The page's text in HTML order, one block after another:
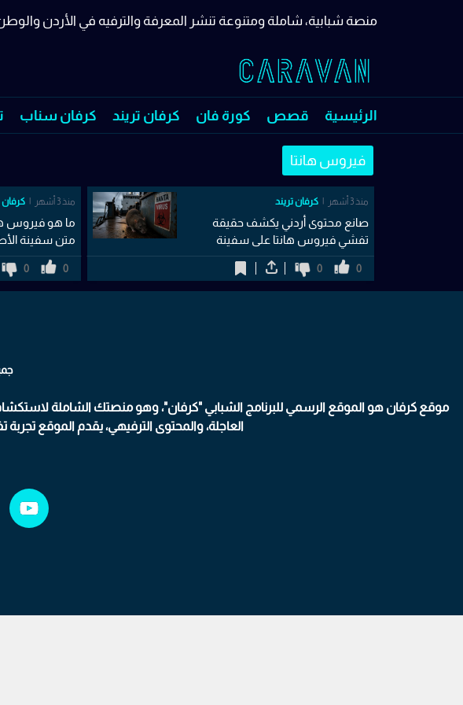
منصة شبابية، شاملة ومتنوعة تنشر المعرفة والترفيه في الأردن
الرئيسية قصص كورة فان كرفان تريند كرفان سناب
فيروس هانتا
منذ 3 أشهر كرفان تريند
صانع محتوى أردني يكشف حقيقة
تفشي فيروس هانتا على سفينة
الأطلسي
0
0
منذ 3 أشهر كرفان
ما هو فيروس
متن سفينة
0
0
موقع كرفان هو الموقع الرسمي للبرنامج الشبابي "كرفان"، وهو منصتك الشاملة
العاجلة، والمحتوى الترفيهي، يقدم الموقع